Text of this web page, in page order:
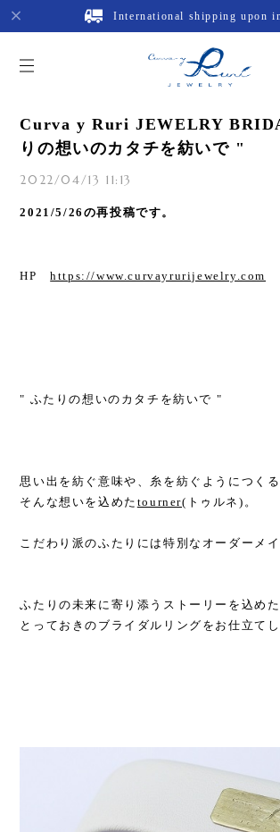
International shipping upon
Curva y Ruri JEWELRY
りの想いのカタチを紡いで "
2022/04/13 11:13
2021/5/26の再投稿です。
HPhttps://www.curvayrurijewelry.com
" ふたりの想いのカタチを紡いで "
思い出を紡ぐ意味や、糸を紡ぐようにつくる
そんな想いを込めた tourner(トゥルネ)。
こだわり派のふたりには特別なオーダーメイ
ふたりの未来に寄り添うストーリーを込めた
とっておきのブライダルリングをお仕立てし